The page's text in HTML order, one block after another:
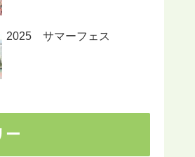
2025 サマーフェス
ー